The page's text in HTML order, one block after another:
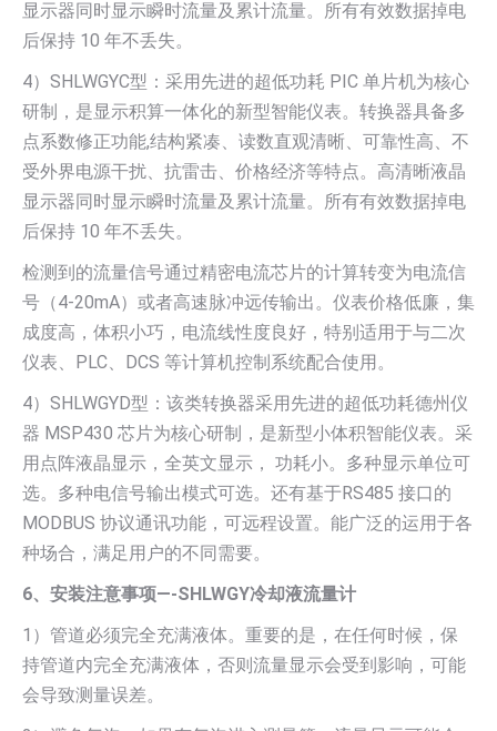
显示器同时显示瞬时流量及累计流量。所有有效数据掉电
后保持 10 年不丢失。
4）SHLWGYC型：采用先进的超低功耗 PIC 单片机为核心
研制，是显示积算一体化的新型智能仪表。转换器具备多
点系数修正功能,结构紧凑、读数直观清晰、可靠性高、不
受外界电源干扰、抗雷击、价格经济等特点。高清晰液晶
显示器同时显示瞬时流量及累计流量。所有有效数据掉电
后保持 10 年不丢失。
检测到的流量信号通过精密电流芯片的计算转变为电流信
号（4-20mA）或者高速脉冲远传输出。仪表价格低廉，集
成度高，体积小巧，电流线性度良好，特别适用于与二次
仪表、PLC、DCS 等计算机控制系统配合使用。
4）SHLWGYD型：该类转换器采用先进的超低功耗德州仪
器 MSP430 芯片为核心研制，是新型小体积智能仪表。采
用点阵液晶显示，全英文显示， 功耗小。多种显示单位可
选。多种电信号输出模式可选。还有基于RS485 接口的
MODBUS 协议通讯功能，可远程设置。能广泛的运用于各
种场合，满足用户的不同需要。
6、安装注意事项—-SHLWGY冷却液流量计
1）管道必须完全充满液体。重要的是，在任何时候，保
持管道内完全充满液体，否则流量显示会受到影响，可能
会导致测量误差。